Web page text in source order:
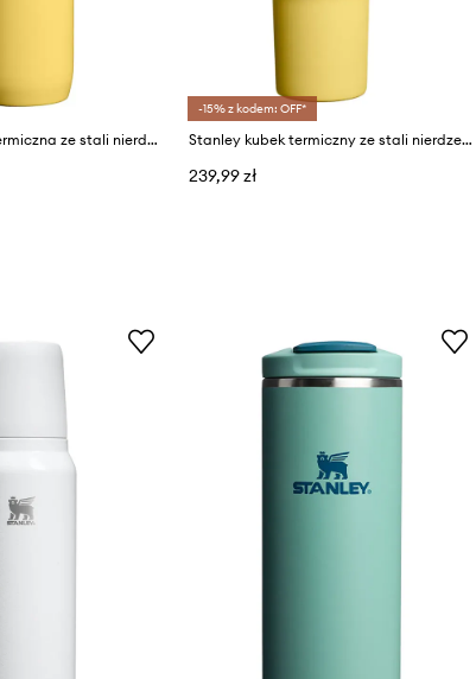
Stanley butelka termiczna ze stali nierdzewnej All Day Slim 0,6 l
-15% z kodem: OFF*
Stanley kubek termiczny ze stali nierdzewnej Quencher® ProTour Flip Straw 1,18 l
239,99 zł